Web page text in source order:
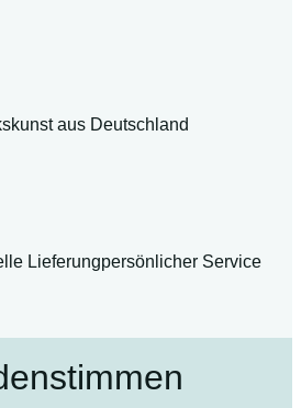
aus Deutschland
Lieferungpersönlicher Service